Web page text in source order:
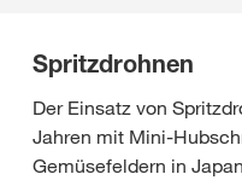
Spritzdrohnen
Der Einsatz von
Jahren mit Mini-
Gemüsefeldern in